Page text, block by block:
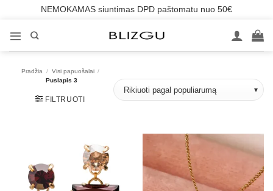
NEMOKAMAS siuntimas DPD paštomatu nuo 50€
content
Pradžia / Visi papuošalai /
Puslapis 3
FILTRUOTI